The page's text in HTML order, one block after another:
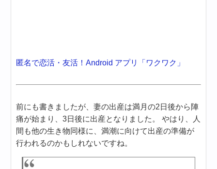
匿名で恋活・友活！Android アプリ「ワクワク」
前にも書きましたが、妻の出産は満月の2日後から陣
痛が始まり、3日後に出産となりました。 やはり、人
間も他の生き物同様に、満潮に向けて出産の準備が
行われるのかもしれないですね。